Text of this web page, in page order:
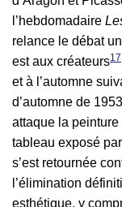
l’hebdomadaire
relance le débat
est aux créateurs17
et à l’automne
d’automne de
attaque la
tableau exposé
s’est retournée
l’élimination
esthétique, y